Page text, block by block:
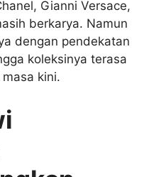
Gianni Versace,
berkarya. Namun
dengan pendekatan
koleksinya terasa
kini.